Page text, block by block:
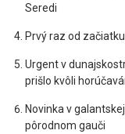
Seredi
Prvý raz od
Urgent v
prišlo kvôli
Novinka v
pôrodnom gauči